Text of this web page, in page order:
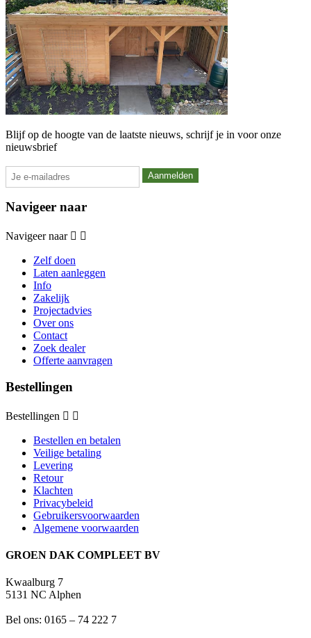
Blijf op de hoogte van de laatste nieuws, schrijf je in voor onze
nieuwsbrief
Navigeer naar
Navigeer naar  
Zelf doen
Laten aanleggen
Info
Zakelijk
Projectadvies
Over ons
Contact
Zoek dealer
Offerte aanvragen
Bestellingen
Bestellingen  
Bestellen en betalen
Veilige betaling
Levering
Retour
Klachten
Privacybeleid
Gebruikersvoorwaarden
Algemene voorwaarden
GROEN DAK COMPLEET BV
Kwaalburg 7
5131 NC Alphen
Bel ons: 0165 – 74 222 7